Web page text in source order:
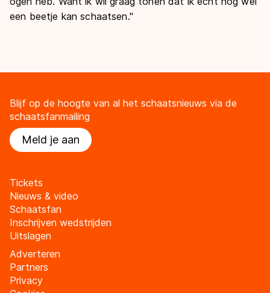
een beetje kan schaatsen."
Blijf op de hoogte van al het schaatsnieuws via de
schaatsfanmailing
Meld je aan
Tickets
Nieuws & video
Schaatsfan
Inschrijven wedstrijden
Uitslagen
Adverteren
Partners
Privacy